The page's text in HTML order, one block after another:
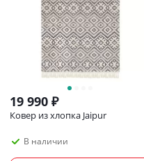
19 990 ₽
Ковер из хлопка Jaipur
В наличии